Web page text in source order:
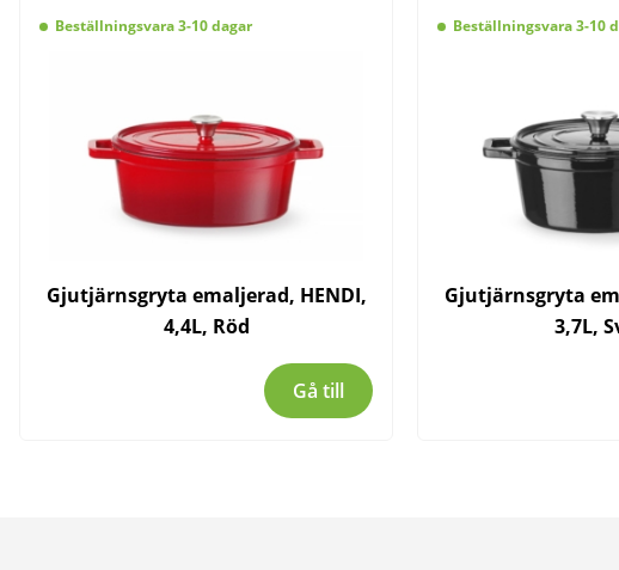
Beställningsvara 3-10 dagar
Gjutjärnsgryta emaljerad, HENDI,
4,4L, Röd
Gå till
Beställningsvara 3-10
Gjutjärnsgryta
3,7L,